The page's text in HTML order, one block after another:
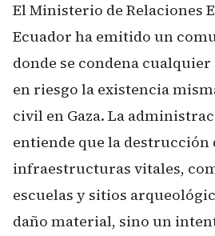
El Ministerio de Relaciones
Ecuador ha emitido un
donde se condena
en riesgo la existencia
civil en Gaza. La
entiende que la destrucción
infraestructuras vitales,
escuelas y sitios
daño material, sino un